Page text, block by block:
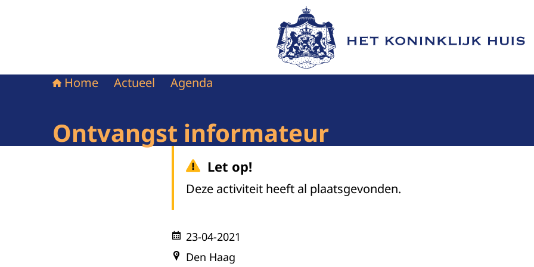
Naar de homepage van Het Koninklijk Huis
Home Actueel Agenda
Ontvangst informateur
Let op!
Deze activiteit heeft al plaatsgevonden.
23-04-2021
Den Haag